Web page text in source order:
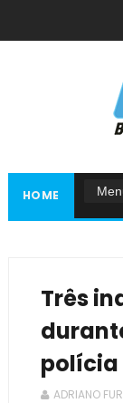
HOME
Três
polícia
ADRIANO